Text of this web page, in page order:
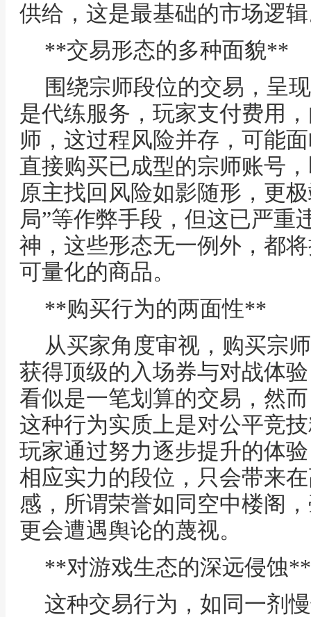
供给，这是最基础的市场逻
**交易形态的多种面貌**
围绕宗师段位的交易，呈
是代练服务，玩家支付费用
师，这过程风险并存，可能
直接购买已成型的宗师账号
原主找回风险如影随形，更
局”等作弊手段，但这已严重
神，这些形态无一例外，都
可量化的商品。
**购买行为的两面性**
从买家角度审视，购买宗
获得顶级的入场券与对战体
看似是一笔划算的交易，然
这种行为实质上是对公平竞
玩家通过努力逐步提升的体
相应实力的段位，只会带来
感，所谓荣誉如同空中楼阁
更会遭遇舆论的蔑视。
**对游戏生态的深远侵蚀**
这种交易行为，如同一剂